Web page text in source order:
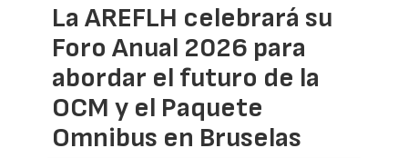
La AREFLH celebrará su
Foro Anual 2026 para
abordar el futuro de la
OCM y el Paquete
Omnibus en Bruselas